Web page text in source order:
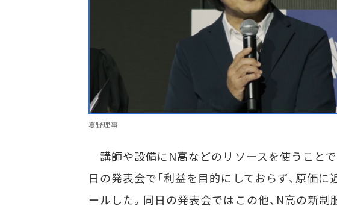
夏野理事
講師や設備にN高などのリソースを使うこと
日の発表会で「利益を目的にしておらず、原価
ールした。同日の発表会ではこの他、N高の新制